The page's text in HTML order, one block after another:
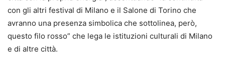
con gli altri festival di Milano e il Salone di Torino che
avranno una presenza simbolica che sottolinea, però,
questo filo rosso” che lega le istituzioni culturali di Milano
e di altre città.